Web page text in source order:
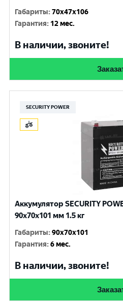
Габариты:70x47x106
Гарантия: 12 мес.
В наличии, звоните!
SECURITY POWER
Аккумулятор SECURITY
90x70x101 мм 1.5 кг
Габариты:90x70x101
Гарантия:6 мес.
В наличии, звоните!